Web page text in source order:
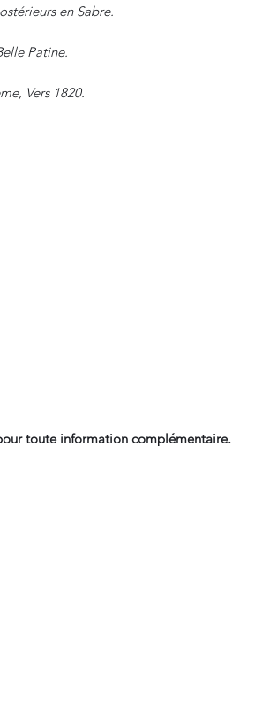
en Sabre.
Patine.
Vers 1820.
toute information complémentaire.